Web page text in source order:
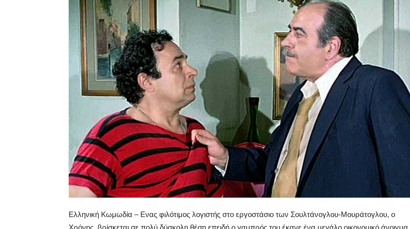
Ελληνική Κωμωδία – Eνας φιλότιμος λογιστής στο εργοστάσιο των Σουλτάνογλου-Μουράτογλου, ο
Χρόνης, βρίσκεται σε πολύ δύσκολη θέση επειδή ο γαμπρός του έκανε ένα μεγάλο οικονομικό άνοιγμα.